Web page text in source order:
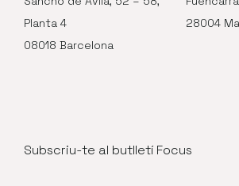
Planta 4
08018 Barcelona
28004
Subscriu-te al butlletí Focus